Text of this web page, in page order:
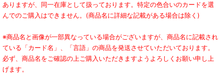
ありますが、同一在庫として扱っております。特定の色合いのカードを選
んでのご購入はできません。(商品名に詳細な記載がある場合は除く)
※商品名と画像が一部異なっている場合がございますが、商品名に記載され
ている「カード名」、「言語」の商品を発送させていただいております。
必ず、商品名をご確認の上ご購入いただきますようよろしくお願い申し上
げます。